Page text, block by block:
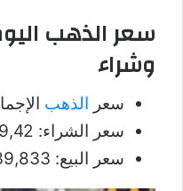
سعر الذهب
وشراء
سعر الذهب الإجمالي:
سعر الشراء: 39,42 دينار أردني.
سعر البيع: 39,833دينار أردني.